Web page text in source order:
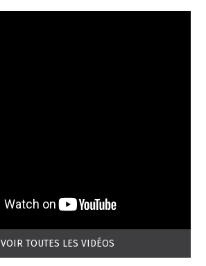
VOIR TOUTES LES VIDÉOS